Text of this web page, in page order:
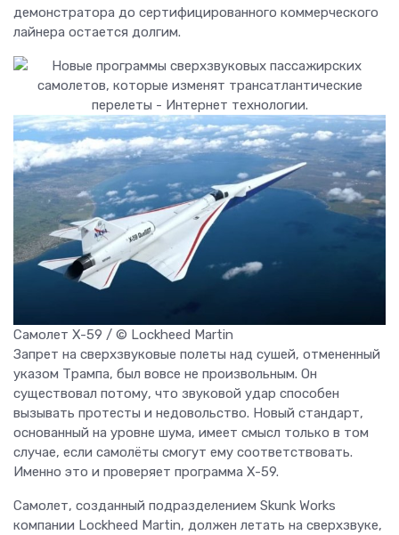
демонстратора до сертифицированного коммерческого
лайнера остается долгим.
Самолет X-59 / © Lockheed Martin
Запрет на сверхзвуковые полеты над сушей, отмененный
указом Трампа, был вовсе не произвольным. Он
существовал потому, что звуковой удар способен
вызывать протесты и недовольство. Новый стандарт,
основанный на уровне шума, имеет смысл только в том
случае, если самолёты смогут ему соответствовать.
Именно это и проверяет программа X-59.
Самолет, созданный подразделением Skunk Works
компании Lockheed Martin, должен летать на сверхзвуке,